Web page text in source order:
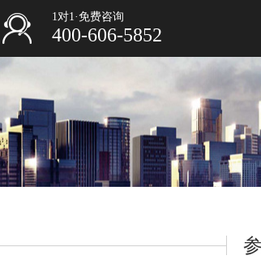
1对1·免费咨询
400-606-5852